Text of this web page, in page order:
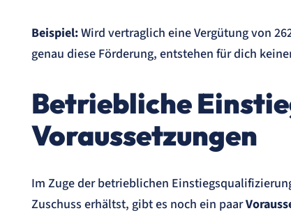
Beispiel:Wird vertraglich eine Vergütung von
genau diese Förderung, entstehen für dich
Betriebliche
Voraussetzungen
Im Zuge der betrieblichen
Zuschuss erhältst, gibt es noch ein paar